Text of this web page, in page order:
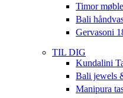
Timor
Bali
Gervasoni
TIL DIG
Kundalini
Bali jewels
Manipura